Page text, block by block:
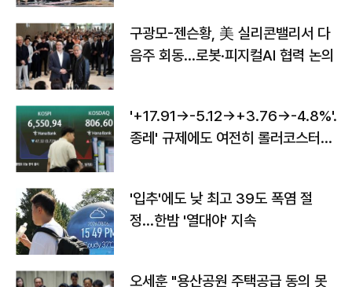
구광모-젠슨황, 美 실리콘밸리서 다
음주 회동…로봇·피지컬AI 협력 논의
'+17.91→-5.12→+3.76→-4.8%'…'
종레' 규제에도 여전히 롤러코스터
'입추'에도 낮 최고 39도 폭염 절
정…한밤 '열대야' 지속
오세훈 "용산공원 주택공급 동의 못